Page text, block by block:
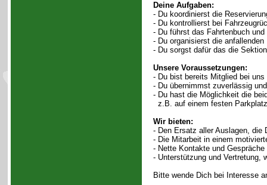
Deine Aufgaben:
- Du koordinierst die
- Du kontrollierst bei
- Du führst das Fahrtenbuch
- Du organisierst die
- Du sorgst dafür das die
Unsere Voraussetzungen:
- Du bist bereits Mitglied bei uns
- Du übernimmst zuverlässig
- Du hast die Möglichkeit die
z.B. auf einem festen
Wir bieten:
- Den Ersatz aller Auslagen, die
- Die Mitarbeit in einem
- Nette Kontakte und
- Unterstützung und Vertretung,
Bitte wende Dich bei Interesse